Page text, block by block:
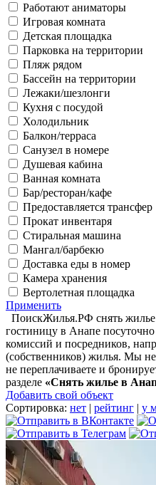
Работают аниматоры
Игровая комната
Детская площадка
Парковка на территории
Пляж рядом
Бассейн на территории
Лежаки/шезлонги
Кухня с посудой
Холодильник
Балкон/терраса
Санузел в номере
Душевая кабина
Ванная комната
Бар/ресторан/кафе
Предоставляется трансфер
Прокат инвентаря
Стиральная машина
Мангал/барбекю
Доставка еды в номер
Камера хранения
Вертолетная площадка
Применить
ПоискЖилья.РФ снять
гостиницу в Анапе
комиссий и посредников,
(собственников) жилья. Мы
не переплачиваете и
разделе «Снять жилье в
Добавить свой объект
Сортировка: нет | рейтинг | у